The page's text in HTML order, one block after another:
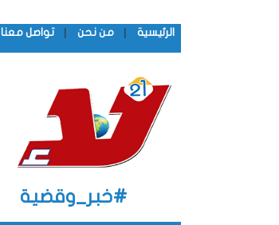
الرئيسية | من نحن | تواصل معنا
#خبر_وقضية